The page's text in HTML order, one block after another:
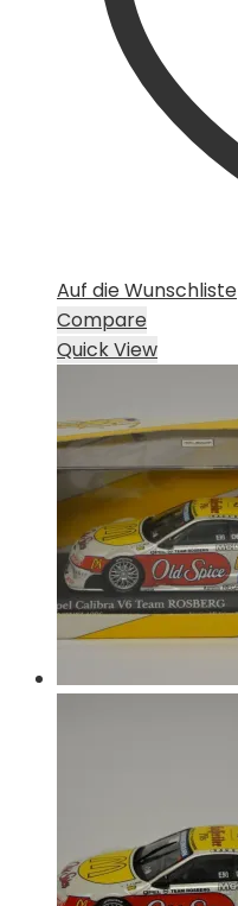
Auf die Wunschliste
Compare
Quick View